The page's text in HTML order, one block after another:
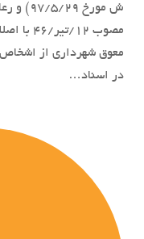
مصوب
معوق شهرداری از اشخاص
در اسناد…